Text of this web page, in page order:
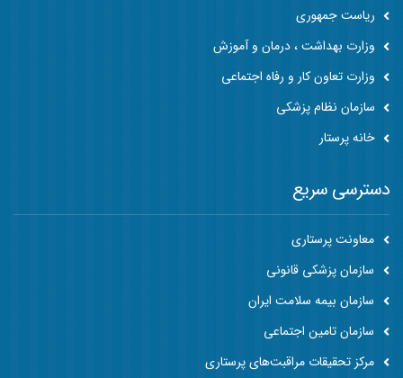
ریاست جمهوری
وزارت بهداشت ، درمان و آموزش
وزارت تعاون کار و رفاه اجتماعی
سازمان نظام پزشکی
خانه پرستار
دسترسی سریع
معاونت پرستاری
سازمان پزشکی قانونی
سازمان بیمه سلامت ایران
سازمان تامین اجتماعی
مرکز تحقیقات مراقبت‌های پرستاری